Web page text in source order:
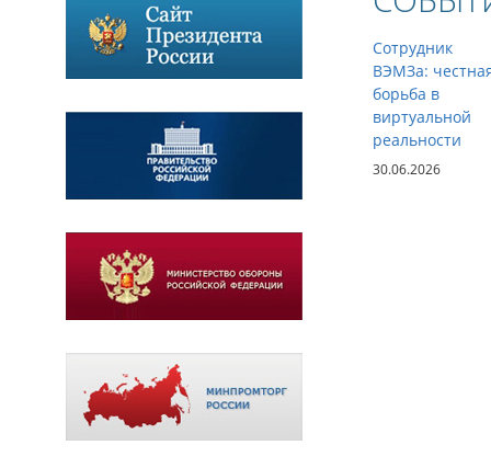
Сотрудник
ВЭМЗа:
борьба в
виртуальной
реальности
30.06.2026